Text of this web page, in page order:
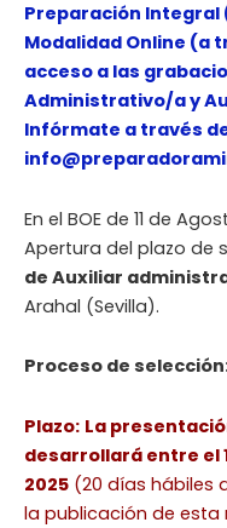
Preparación
Modalidad Online (a
acceso a las
Administrativo/a y
Infórmate a través
En el BOE de 11 de
Apertura del plazo de
de Auxiliar
Arahal (Sevilla).
Proceso de
Plazo: La
desarrollará entre el
2025 (20 días hábiles
la publicación de esta